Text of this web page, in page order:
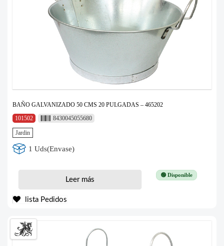
BAÑO GALVANIZADO 50 CMS 20 PULGADAS – 465202
101502
8430045055680
Jardin
1 Uds(Envase)
🟢 Disponible
Leer más
lista Pedidos